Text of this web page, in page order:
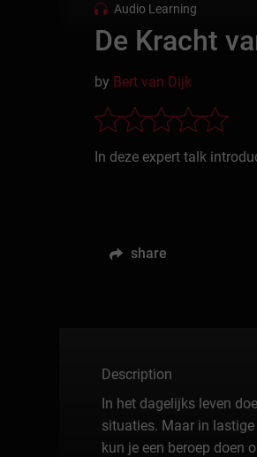
Audio Learning
De Kracht
by Bert van Dijk
In deze expert talk
share
Description
In het dagelijks leven
situaties. Maar in
kun je een beroep doen